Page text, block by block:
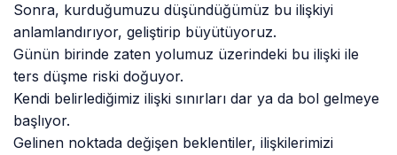
Sonra, kurduğumuzu düşündüğümüz bu ilişkiyi
anlamlandırıyor, geliştirip büyütüyoruz.
Günün birinde zaten yolumuz üzerindeki bu ilişki ile
ters düşme riski doğuyor.
Kendi belirlediğimiz ilişki sınırları dar ya da bol gelmeye
başlıyor.
Gelinen noktada değişen beklentiler, ilişkilerimizi